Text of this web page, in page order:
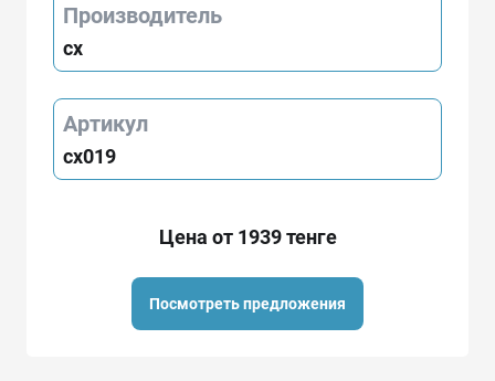
Производитель
cx
Артикул
cx019
Цена от 1939 тенге
Посмотреть предложения